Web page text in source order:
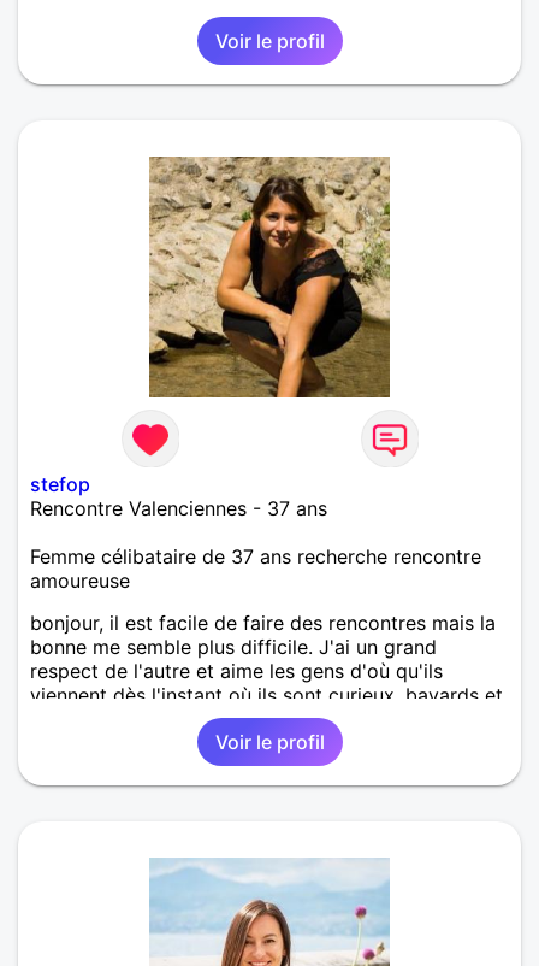
Voir le profil
stefop
Rencontre Valenciennes - 37 ans
Femme célibataire de 37 ans recherche rencontre
amoureuse
bonjour, il est facile de faire des rencontres mais la
bonne me semble plus difficile. J'ai un grand
respect de l'autre et aime les gens d'où qu'ils
viennent dès l'instant où ils sont curieux, bavards et
Voir le profil